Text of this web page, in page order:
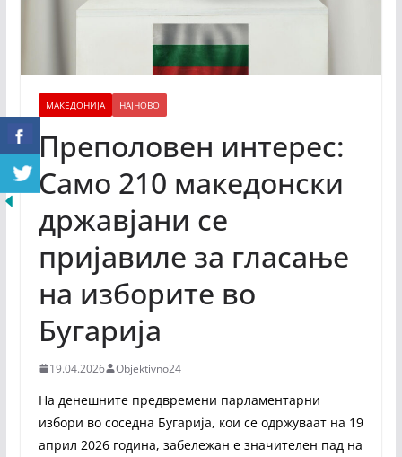
МАКЕДОНИЈА НАЈНОВО
Преполовен интерес:
Само 210 македонски
државјани се
пријавиле за гласање
на изборите во
Бугарија
19.04.2026 Objektivno24
На денешните предвремени парламентарни
избори во соседна Бугарија, кои се одржуваат на 19
април 2026 година, забележан е значителен пад на